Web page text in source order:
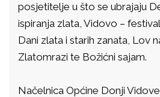
posjetitelje u što se ubrajaju
ispiranja zlata, Vidovo –
Dani zlata i starih zanata, Lov
Zlatomrazi te Božićni sajam.
Načelnica Općine Donji